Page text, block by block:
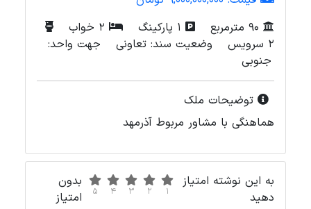
90 مترمربع
1 پارکینگ
2 خواب
2 سرویس
وضعیت سند: تعاونی
جهت واحد:
جنوبی
توضیحات ملک
هماهنگی با مشاور مربوط آذرمهد
به این نوشته امتیاز
دهید
1
2
3
4
5
بدون
امتیاز